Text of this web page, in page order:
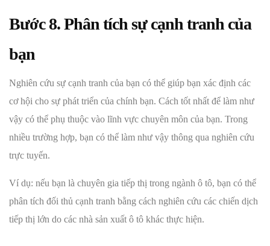
Bước 8. Phân tích sự cạnh tranh của
bạn
Nghiên cứu sự cạnh tranh của bạn có thể giúp bạn xác định các
cơ hội cho sự phát triển của chính bạn. Cách tốt nhất để làm như
vậy có thể phụ thuộc vào lĩnh vực chuyên môn của bạn. Trong
nhiều trường hợp, bạn có thể làm như vậy thông qua nghiên cứu
trực tuyến.
Ví dụ: nếu bạn là chuyên gia tiếp thị trong ngành ô tô, bạn có thể
phân tích đối thủ cạnh tranh bằng cách nghiên cứu các chiến dịch
tiếp thị lớn do các nhà sản xuất ô tô khác thực hiện.